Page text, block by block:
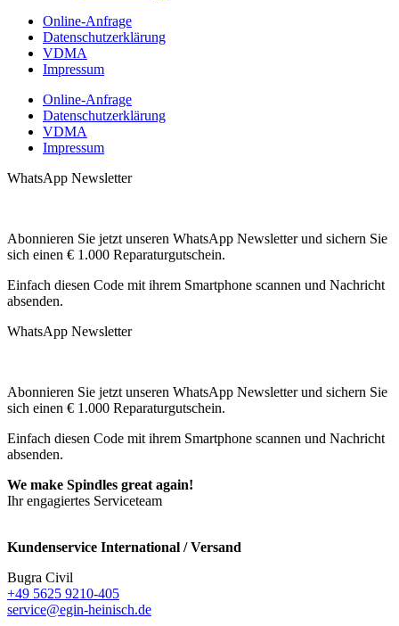
Online-Anfrage
Datenschutzerklärung
VDMA
Impressum
Online-Anfrage
Datenschutzerklärung
VDMA
Impressum
WhatsApp Newsletter
Abonnieren Sie jetzt unseren WhatsApp Newsletter und sichern Sie
sich einen € 1.000 Reparaturgutschein.
Einfach diesen Code mit ihrem Smartphone scannen und Nachricht
absenden.
WhatsApp Newsletter
Abonnieren Sie jetzt unseren WhatsApp Newsletter und sichern Sie
sich einen € 1.000 Reparaturgutschein.
Einfach diesen Code mit ihrem Smartphone scannen und Nachricht
absenden.
We make Spindles great again!
Ihr engagiertes Serviceteam
Kundenservice International / Versand
Bugra Civil
+49 5625 9210-405
service@egin-heinisch.de